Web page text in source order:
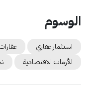
الوسوم
استثمار عقاري
الأزمات الاقتصادية